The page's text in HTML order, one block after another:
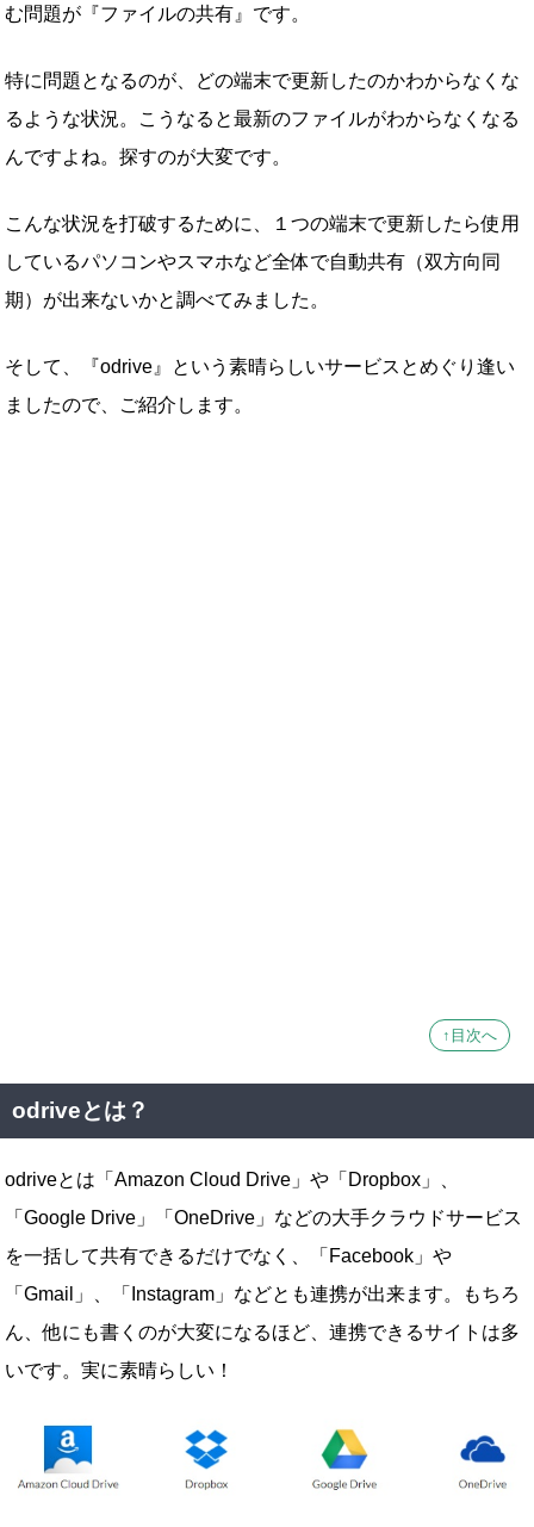
む問題が『ファイルの共有』です。
特に問題となるのが、どの端末で更新したのかわからなくな
るような状況。こうなると最新のファイルがわからなくなる
んですよね。探すのが大変です。
こんな状況を打破するために、１つの端末で更新したら使用
しているパソコンやスマホなど全体で自動共有（双方向同
期）が出来ないかと調べてみました。
そして、『odrive』という素晴らしいサービスとめぐり逢い
ましたので、ご紹介します。
↑目次へ
odriveとは？
odriveとは「Amazon Cloud Drive」や「Dropbox」、
「Google Drive」「OneDrive」などの大手クラウドサービス
を一括して共有できるだけでなく、「Facebook」や
「Gmail」、「Instagram」などとも連携が出来ます。もちろ
ん、他にも書くのが大変になるほど、連携できるサイトは多
いです。実に素晴らしい！